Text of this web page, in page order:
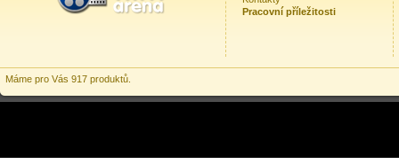
Pracovní příležitosti
Máme pro Vás 917 produktů.